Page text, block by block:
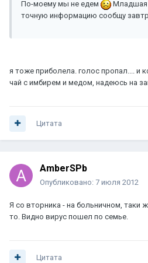
По-моему мы не едем
Младшая
точную информацию сообщу
я тоже приболела. голос пропал.... и
чай с имбирем и медом, надеюсь на
Цитата
AmberSPb
Опубликовано: 7 июля 2012
Я со вторника - на больничном, таки
то. Видно вирус пошел по семье.
Цитата